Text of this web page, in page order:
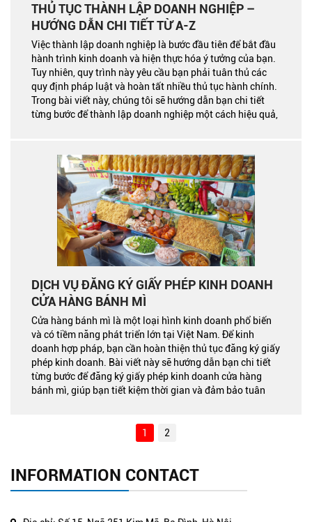
THỦ TỤC THÀNH LẬP DOANH NGHIỆP –
HƯỚNG DẪN CHI TIẾT TỪ A-Z
Việc thành lập doanh nghiệp là bước đầu tiên để bắt đầu
hành trình kinh doanh và hiện thực hóa ý tưởng của bạn.
Tuy nhiên, quy trình này yêu cầu bạn phải tuân thủ các
quy định pháp luật và hoàn tất nhiều thủ tục hành chính.
Trong bài viết này, chúng tôi sẽ hướng dẫn bạn chi tiết
từng bước để thành lập doanh nghiệp một cách hiệu quả,
DỊCH VỤ ĐĂNG KÝ GIẤY PHÉP KINH DOANH
CỬA HÀNG BÁNH MÌ
Cửa hàng bánh mì là một loại hình kinh doanh phổ biến
và có tiềm năng phát triển lớn tại Việt Nam. Để kinh
doanh hợp pháp, bạn cần hoàn thiện thủ tục đăng ký giấy
phép kinh doanh. Bài viết này sẽ hướng dẫn bạn chi tiết
từng bước để đăng ký giấy phép kinh doanh cửa hàng
bánh mì, giúp bạn tiết kiệm thời gian và đảm bảo tuân
1 2
INFORMATION CONTACT